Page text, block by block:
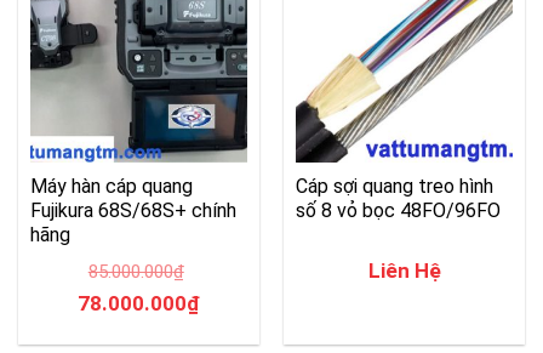
Máy hàn cáp quang
Fujikura 68S/68S+ chính
hãng
85.000.000₫
Giá
78.000.000₫Giá
Cáp sợi quang treo hình
số 8 vỏ bọc 48FO/96FO
Liên Hệ